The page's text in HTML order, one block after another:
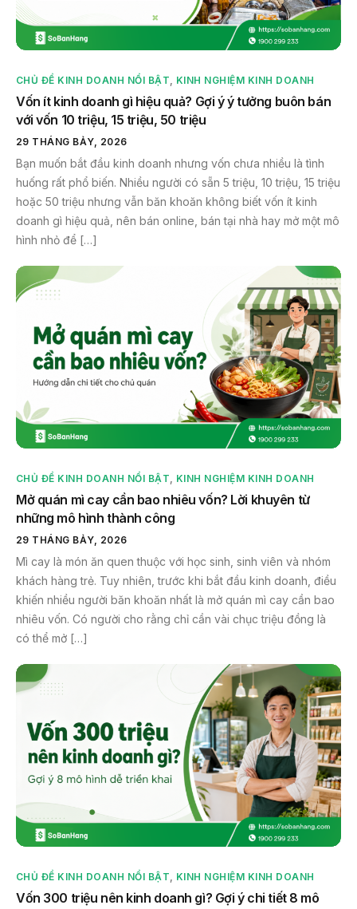
CHỦ ĐỀ KINH DOANH NỔI BẬT KINH NGHIỆM KINH DOANH
Vốn ít kinh doanh gì hiệu quả? Gợi ý ý tưởng buôn bán
với vốn 10 triệu, 15 triệu, 50 triệu
29 THÁNG BẢY, 2026
Bạn muốn bắt đầu kinh doanh nhưng vốn chưa nhiều là tình
huống rất phổ biến. Nhiều người có sẵn 5 triệu, 10 triệu, 15 triệu
hoặc 50 triệu nhưng vẫn băn khoăn không biết vốn ít kinh
doanh gì hiệu quả, nên bán online, bán tại nhà hay mở một mô
hình nhỏ để […]
CHỦ ĐỀ KINH DOANH NỔI BẬT, KINH NGHIỆM KINH DOANH
Mở quán mì cay cần bao nhiêu vốn? Lời khuyên từ
những mô hình thành công
29 THÁNG BẢY, 2026
Mì cay là món ăn quen thuộc với học sinh, sinh viên và nhóm
khách hàng trẻ. Tuy nhiên, trước khi bắt đầu kinh doanh, điều
khiến nhiều người băn khoăn nhất là mở quán mì cay cần bao
nhiêu vốn. Có người cho rằng chỉ cần vài chục triệu đồng là
có thể mở […]
CHỦ ĐỀ KINH DOANH NỔI BẬT, KINH NGHIỆM KINH DOANH
Vốn 300 triệu nên kinh doanh gì? Gợi ý chi tiết 8 mô